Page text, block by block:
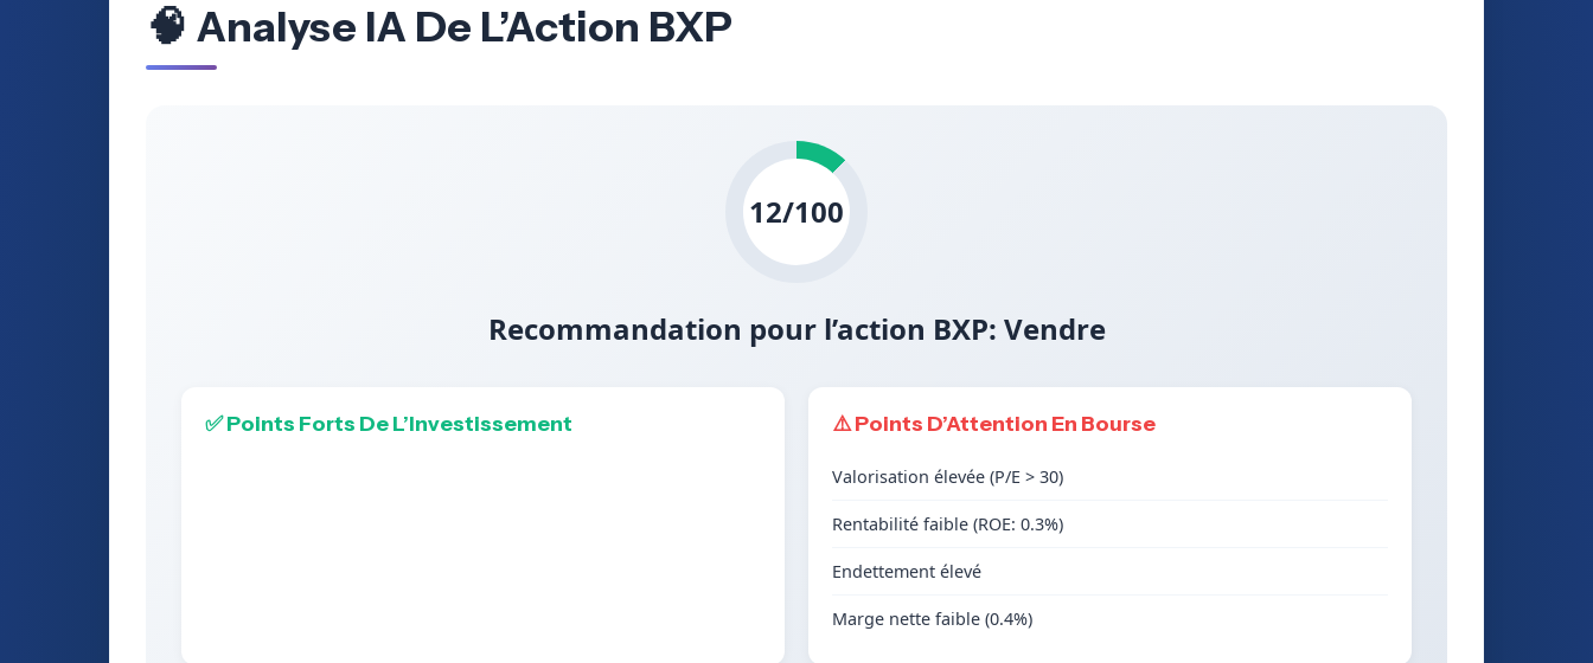
🧠 Analyse IA De L’Action BXP
12/100
Recommandation pour l’action BXP: Vendre
✅ Points Forts De L’Investissement ⚠️ Points D’Attention En Bourse
Valorisation élevée (P/E > 30)
Rentabilité faible (ROE: 0.3%)
Endettement élevé
Marge nette faible (0.4%)